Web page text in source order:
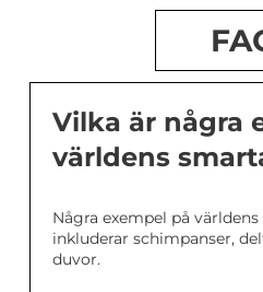
Vilka är några
världens
Några exempel på
inkluderar schimpanser,
duvor.